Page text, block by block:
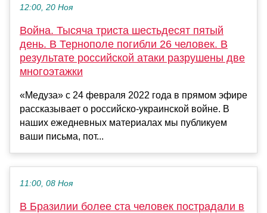
12:00, 20 Ноя
Война. Тысяча триста шестьдесят пятый
день. В Тернополе погибли 26 человек. В
результате российской атаки разрушены две
многоэтажки
«Медуза» с 24 февраля 2022 года в прямом эфире
рассказывает о российско-украинской войне. В
наших ежедневных материалах мы публикуем
ваши письма, пот...
11:00, 08 Ноя
В Бразилии более ста человек пострадали в